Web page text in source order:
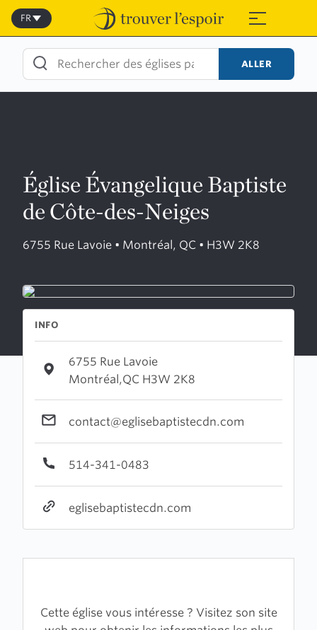
Skip
content
≡
FR
ALLER
Église Évangelique Baptiste
de Côte-des-Neiges
6755 Rue Lavoie • Montréal, QC • H3W 2K8
INFO
6755 Rue Lavoie
Montréal,QC H3W 2K8
contact@eglisebaptistecdn.com
514-341-0483
eglisebaptistecdn.com
Cette église vous intéresse ? Visitez son site